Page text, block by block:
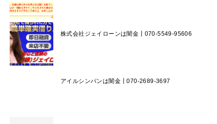
株式会社ジェイローンは闇金┃070-5549-95606
アイルシンパンは闇金┃070-2689-3697